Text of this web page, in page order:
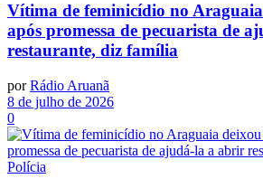
Vítima de feminicídio no
após promessa de pecuarista de
restaurante, diz família
por Rádio Aruanã
8 de julho de 2026
0
Polícia